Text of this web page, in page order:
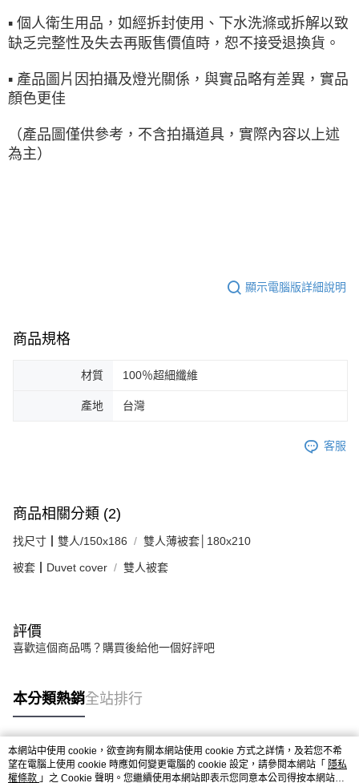
▪ 個人衛生用品，如經拆封使用、下水洗滌或拆解以致
缺乏完整性及失去再販售價值時，恕不接受退換貨。
▪ 產品圖片因拍攝及燈光關係，與實品略有差異，實品
顏色更佳
（產品圖僅供參考，不含拍攝道具，實際內容以上述
為主）
顯示電腦版詳細說明
商品規格
材質 100％超細纖維
產地 台灣
客服
商品相關分類 (2)
找尺寸┃雙人/150x186 雙人薄被套│180x210
被套┃Duvet cover 雙人被套
評價
喜歡這個商品嗎？購買後給他一個好評吧
本分類熱銷全站排行
熱門標籤
本網站中使用 cookie，欲查詢有關本網站使用 cookie 方式之詳情，及若您不希
望在電腦上使用 cookie 時應如何變更電腦的 cookie 設定，請參閱本網站「 隱私
權條款 」之 Cookie 聲明。您繼續使用本網站即表示您同意本公司得按本網站使